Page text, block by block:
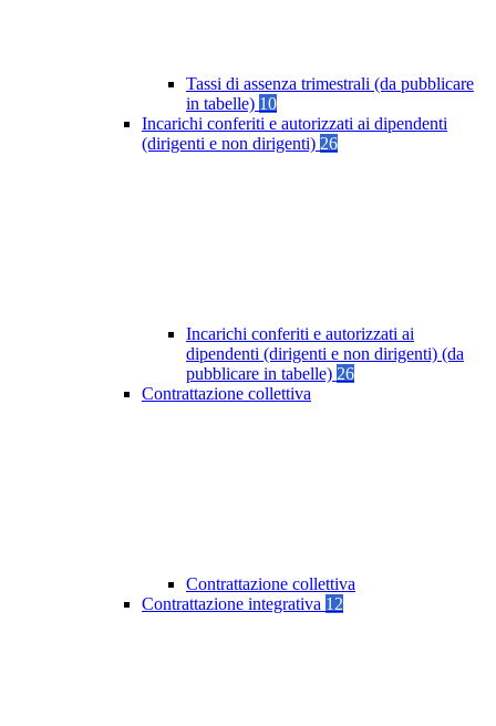
Tassi di assenza trimestrali (da pubblicare
in tabelle) 10
Incarichi conferiti e autorizzati ai dipendenti
(dirigenti e non dirigenti) 26
Incarichi conferiti e autorizzati ai
dipendenti (dirigenti e non dirigenti) (da
pubblicare in tabelle) 26
Contrattazione collettiva
Contrattazione collettiva
Contrattazione integrativa 12